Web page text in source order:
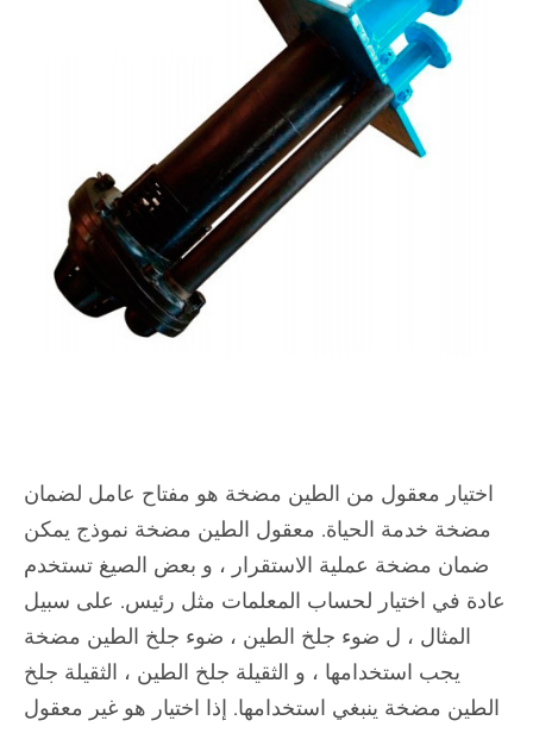
اختيار معقول من الطين مضخة هو مفتاح عامل لضمان
مضخة خدمة الحياة. معقول الطين مضخة نموذج يمكن
ضمان مضخة عملية الاستقرار ، و بعض الصيغ تستخدم
عادة في اختيار لحساب المعلمات مثل رئيس. على سبيل
المثال ، ل ضوء جلخ الطين ، ضوء جلخ الطين مضخة
يجب استخدامها ، و الثقيلة جلخ الطين ، الثقيلة جلخ
الطين مضخة ينبغي استخدامها. إذا اختيار هو غير معقول